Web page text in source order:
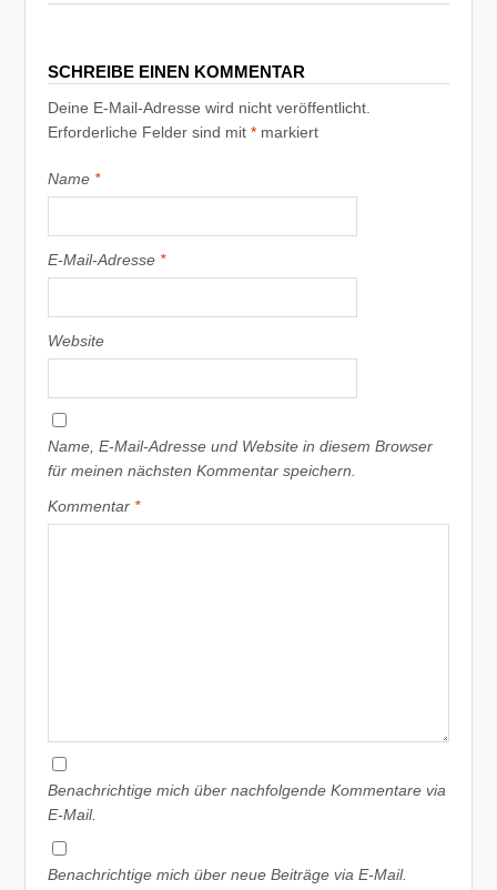
SCHREIBE EINEN KOMMENTAR
Deine E-Mail-Adresse wird nicht veröffentlicht.
Erforderliche Felder sind mit* markiert
Name *
E-Mail-Adresse *
Website
Name, E-Mail-Adresse und Website in diesem Browser
für meinen nächsten Kommentar speichern.
Kommentar *
Benachrichtige mich über nachfolgende Kommentare via
E-Mail.
Benachrichtige mich über neue Beiträge via E-Mail.